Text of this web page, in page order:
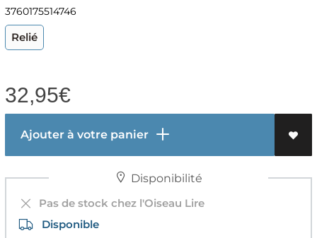
3760175514746
Relié
32,95€
Ajouter à votre panier
Disponibilité
Pas de stock chez l'Oiseau Lire
Disponible